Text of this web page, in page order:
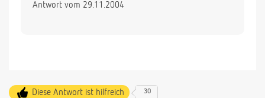
Antwort vom 29.11.2004
Diese Antwort ist hilfreich 30